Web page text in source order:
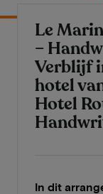
Le
–
Verblijf
hotel
Hotel
In dit